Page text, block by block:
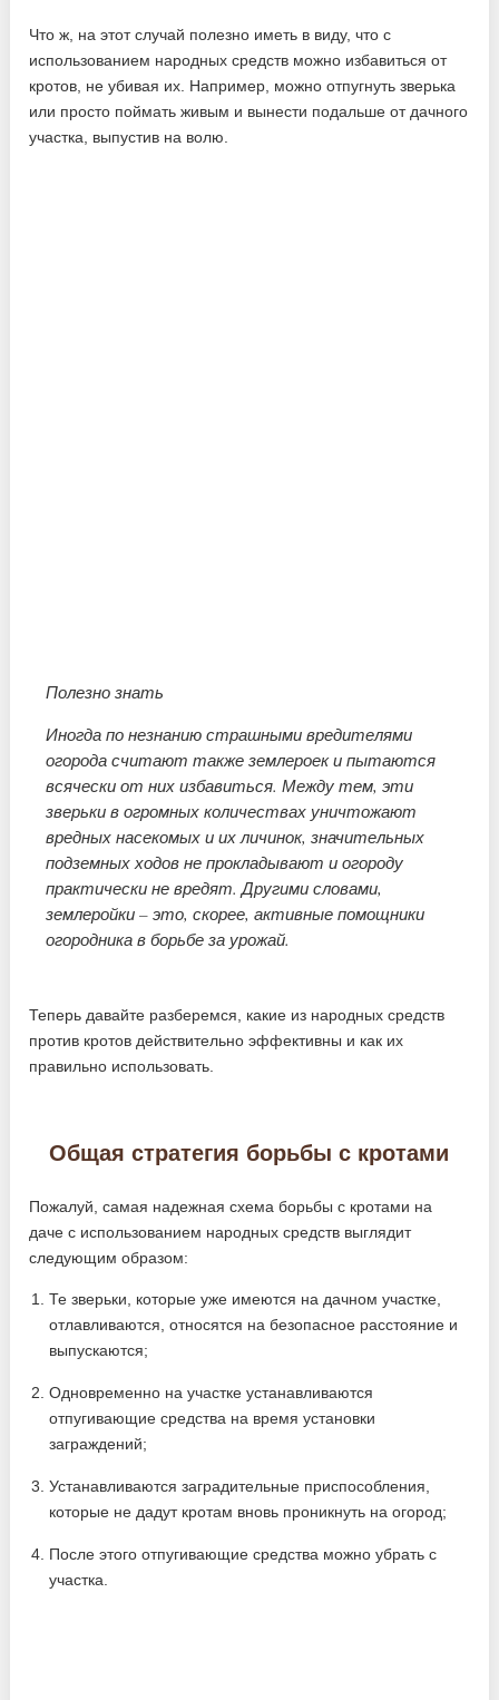
Что ж, на этот случай полезно иметь в виду, что с
использованием народных средств можно избавиться от
кротов, не убивая их. Например, можно отпугнуть зверька
или просто поймать живым и вынести подальше от дачного
участка, выпустив на волю.
Полезно знать
Иногда по незнанию страшными вредителями
огорода считают также землероек и пытаются
всячески от них избавиться. Между тем, эти
зверьки в огромных количествах уничтожают
вредных насекомых и их личинок, значительных
подземных ходов не прокладывают и огороду
практически не вредят. Другими словами,
землеройки – это, скорее, активные помощники
огородника в борьбе за урожай.
Теперь давайте разберемся, какие из народных средств
против кротов действительно эффективны и как их
правильно использовать.
Общая стратегия борьбы с кротами
Пожалуй, самая надежная схема борьбы с кротами на
даче с использованием народных средств выглядит
следующим образом:
Те зверьки, которые уже имеются на дачном участке,
отлавливаются, относятся на безопасное расстояние и
выпускаются;
Одновременно на участке устанавливаются
отпугивающие средства на время установки
заграждений;
Устанавливаются заградительные приспособления,
которые не дадут кротам вновь проникнуть на огород;
После этого отпугивающие средства можно убрать с
участка.